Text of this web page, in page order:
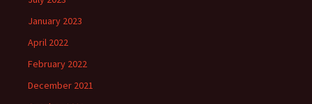
January 2023
April 2022
February 2022
December 2021